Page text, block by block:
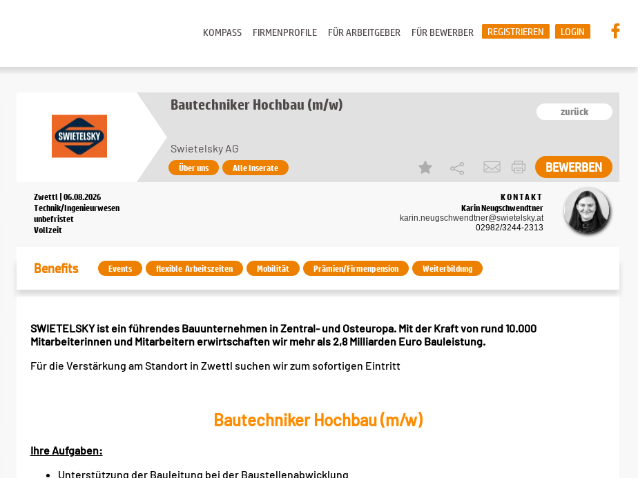
LOGIN
REGISTRIEREN
FÜR BEWERBER
FÜR ARBEITGEBER
FIRMENPROFILE
KOMPASS
Bautechniker Hochbau (m/w) zurück
Swietelsky AG
Über uns Alle Inserate BEWERBEN
Zwettl | 06.08.2026
Technik/Ingenieurwesen
unbefristet
Vollzeit
KONTAKT
Karin Neugschwendtner
karin.neugschwendtner@swietelsky.at
02982/3244-2313
Benefits Events flexible Arbeitszeiten Mobilität Prämien/Firmenpension Weiterbildung
SWIETELSKY ist ein führendes Bauunternehmen in Zentral- und Osteuropa. Mit der Kraft von rund 10.000
Mitarbeiterinnen und Mitarbeitern erwirtschaften wir mehr als 2,8 Milliarden Euro Bauleistung.
Für die Verstärkung am Standort in Zwettl suchen wir zum sofortigen Eintritt
Bautechniker Hochbau (m/w)
Ihre Aufgaben:
Unterstützung der Bauleitung bei der Baustellenabwicklung